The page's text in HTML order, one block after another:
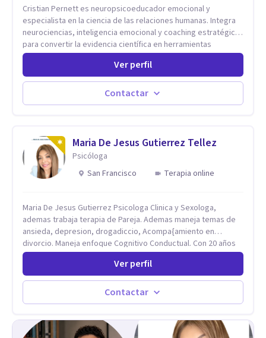
Cristian Pernett es neuropsicoeducador emocional y
especialista en la ciencia de las relaciones humanas. Integra
neurociencias, inteligencia emocional y coaching estratégico
para convertir la evidencia científica en herramientas
prácticas que mejoran la forma en que las personas viven,
aman, lideran y se comunican. Con más de 20 años de
experiencia, acompaña a personas, parejas y líderes en
procesos de desarrollo personal y profesional. Su trabajo se
centra en la regulación emocional, las relaciones de pareja, la
neurociencias y estrategias de cambio basadas en evidencia
para fortalecer la autoestima, desarrollar habilidades
socioemocionales y promover cambios sostenibles. Como
divulgador científico, acerca la psicología y las neurociencias
Ver perfil
Contactar
Maria De Jesus Gutierrez Tellez
Psicóloga
San Francisco
Terapia online
Maria De Jesus Gutierrez Psicologa Clinica y Sexologa,
ademas trabaja terapia de Pareja. Ademas maneja temas de
ansieda, depresion, drogadiccio, Acompa{amiento en
divorcio. Maneja enfoque Cognitivo Conductual. Con 20 años
de experiencia, constantemente capacitandose en las
diferntes areas de la Salud Mental.
Ver perfil
Contactar